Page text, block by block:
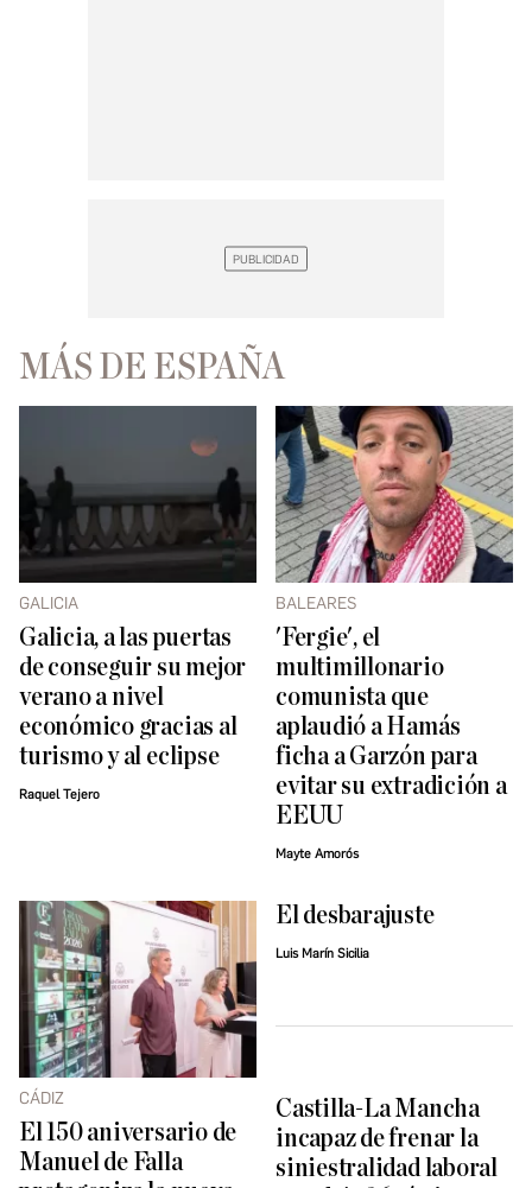
MÁS DE ESPAÑA
GALICIA
Galicia, a las puertas
de conseguir su mejor
verano a nivel
económico gracias al
turismo y al eclipse
Raquel Tejero
BALEARES
'Fergie', el
multimillonario
comunista que
aplaudió a Hamás
ficha a Garzón para
evitar su extradición a
EEUU
Mayte Amorós
CÁDIZ
El 150 aniversario de
Manuel de Falla
El desbarajuste
Luis Marín Sicilia
Castilla-La Mancha
incapaz de frenar la
siniestralidad laboral